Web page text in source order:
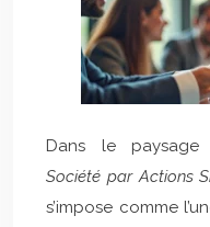
Dans le paysage
Société par Actions
s’impose comme